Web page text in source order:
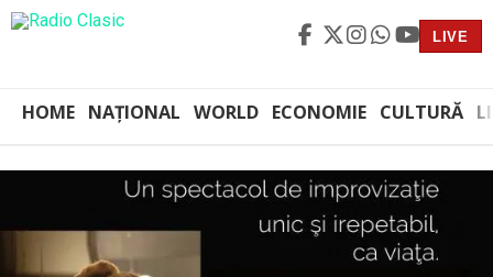
LIVE
HOME NAȚIONAL WORLD ECONOMIE CULTURĂ